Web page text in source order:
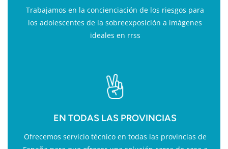
Trabajamos en la concienciación de los riesgos para
los adolescentes de la sobreexposición a imágenes
ideales en rrss
EN TODAS LAS PROVINCIAS
Ofrecemos servicio técnico en todas las provincias de